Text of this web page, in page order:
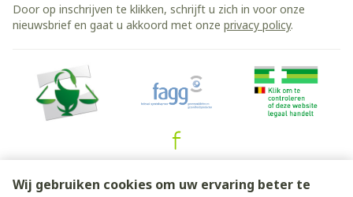
Wij gebruiken cookies om uw ervaring beter te
Chirurgie
Leverfunctiestoornissen
Door op inschrijven te klikken, schrijft u zich in voor onze
nieuwsbrief en gaat u akkoord met onze privacy policy.
Juridische links